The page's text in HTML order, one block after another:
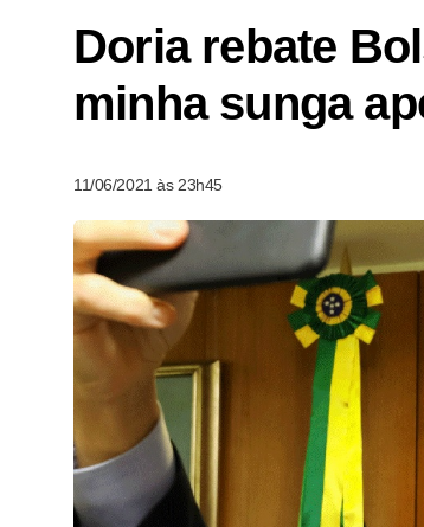
Doria rebate
minha sunga
11/06/2021 às 23h45